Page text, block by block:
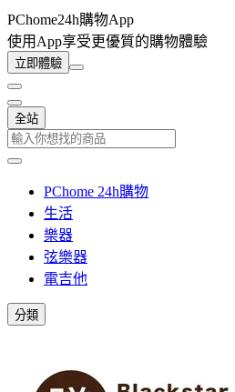
PChome24h購物App
使用App享受更優質的購物體驗
立即體驗
全站
PChome 24h購物
生活
樂器
弦樂器
電吉他
分類